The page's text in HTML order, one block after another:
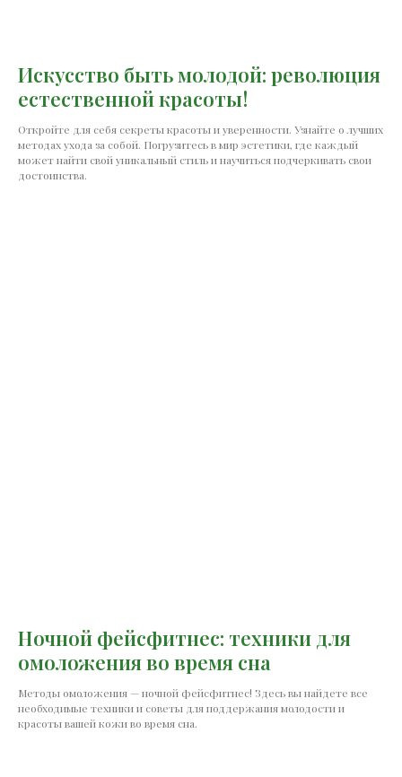
Искусство быть молодой: революция
естественной красоты!
Откройте для себя секреты красоты и уверенности. Узнайте о лучших
методах ухода за собой. Погрузитесь в мир эстетики, где каждый
может найти свой уникальный стиль и научиться подчеркивать свои
достоинства.
Ночной фейсфитнес: техники для
омоложения во время сна
Методы омоложения — ночной фейсфитнес! Здесь вы найдете все
необходимые техники и советы для поддержания молодости и
красоты вашей кожи во время сна.